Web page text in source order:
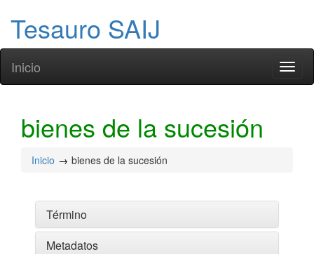
Tesauro SAIJ
Inicio
bienes de la sucesión
Inicio bienes de la sucesión
Término
Metadatos